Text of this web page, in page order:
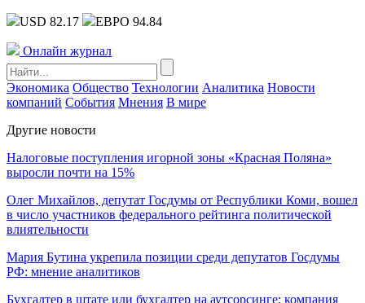
USD 82.17 ЕВРО 94.84
Онлайн журнал
Экономика Общество Технологии Аналитика Новости
компаний События Мнения В мире
Другие новости
Налоговые поступления игорной зоны «Красная Поляна»
выросли почти на 15%
Олег Михайлов, депутат Госдумы от Республики Коми, вошел
в число участников федерального рейтинга политической
влиятельности
Мария Бутина укрепила позиции среди депутатов Госдумы
РФ: мнение аналитиков
Бухгалтер в штате или бухгалтер на аутсорсинге: компания